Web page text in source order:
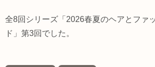
全8回シリーズ「2026春夏のヘアとファ
ド」第3回でした。